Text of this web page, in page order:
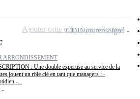
ARRONDISSEMENT
: Une double expertise au service de la
jouent un rôle clé en tant que managers : -
-...
CDINon renseigné
Ajouter cette offre à ma sélection